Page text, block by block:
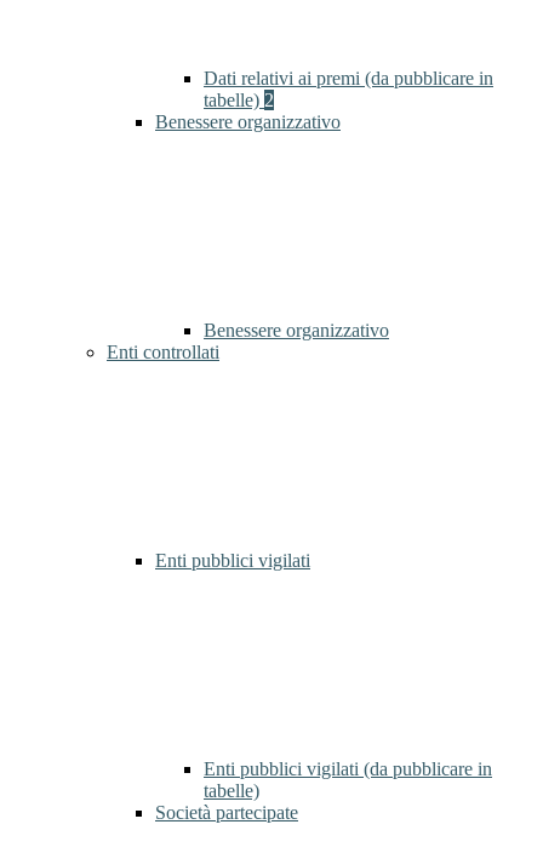
Dati relativi ai premi (da pubblicare in
tabelle) 2
Benessere organizzativo
Benessere organizzativo
Enti controllati
Enti pubblici vigilati
Enti pubblici vigilati (da pubblicare in
tabelle)
Società partecipate